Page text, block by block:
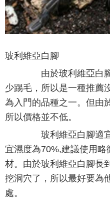
玻利維亞白腳
由於玻利維亞白腳
少踢毛，所以是一種推薦
為入門的品種之一。但由
所以價格並不低。
玻利維亞白腳適宜
宜濕度為70%,建議使用
材。由於玻利維亞白腳長
挖洞穴了，所以最好要為
處。